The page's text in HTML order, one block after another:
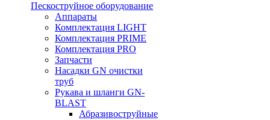
Пескоструйное оборудование
Аппараты
Комплектация LIGHT
Комплектация PRIME
Комплектация PRO
Запчасти
Насадки GN очистки
труб
Рукава и шланги GN-
BLAST
Абразивоструйные